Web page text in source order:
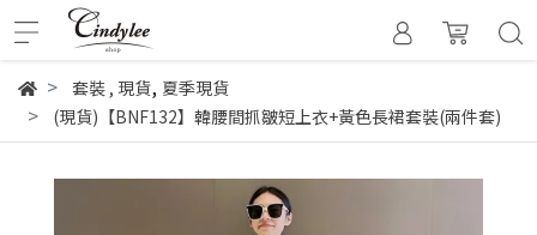
套裝, 現貨, 夏季現貨
(現貨)【BNF132】韓腰間抓皺短上衣+黃色長裙套裝(兩件套)